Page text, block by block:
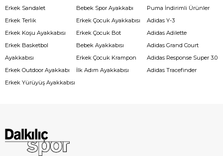
Erkek Sandalet
Erkek Terlik
Erkek Koşu Ayakkabısı
Erkek Basketbol
Ayakkabısı
Erkek Outdoor Ayakkabı
Erkek Yürüyüş Ayakkabısı
Bebek Spor Ayakkabı
Erkek Çocuk Ayakkabısı
Erkek Çocuk Bot
Bebek Ayakkabısı
Erkek Çocuk Krampon
İlk Adım Ayakkabısı
Puma İndirimli Ürünler
Adidas Y-3
Adidas Adilette
Adidas Grand Court
Adidas Response Super 3.0
Adidas Tracefinder